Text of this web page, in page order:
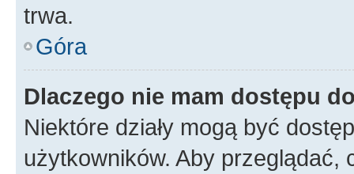
trwa.
Góra
Dlaczego nie mam dostępu
Niektóre działy mogą być
użytkowników. Aby